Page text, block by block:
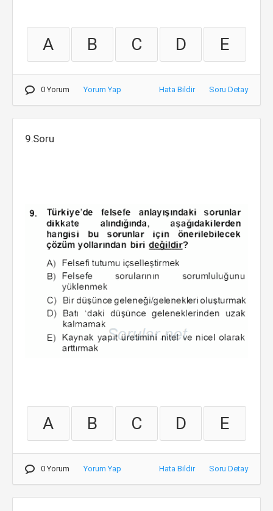
A B C D E
0 Yorum Yorum Yap Hata Bildir Soru Detay
9.Soru
A B C D E
0 Yorum Yorum Yap Hata Bildir Soru Detay